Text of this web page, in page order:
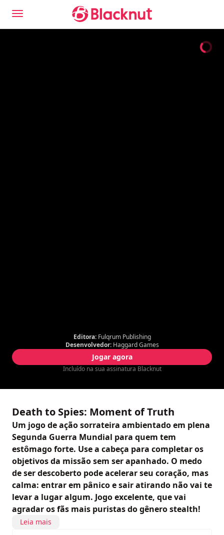
Editora: Fulqrum Publishing
Desenvolvedor: Haggard Games
Jogar agora
Incluído na sua assinatura Blacknut
Death to Spies: Moment of Truth
Um jogo de ação sorrateira ambientado em plena
Segunda Guerra Mundial para quem tem
estômago forte. Use a cabeça para completar os
objetivos da missão sem ser apanhado. O medo
de ser descoberto pode acelerar seu coração, mas
calma: entrar em pânico e sair atirando não vai te
levar a lugar algum. Jogo excelente, que vai
agradar os fãs mais puristas do gênero stealth!
Leia mais